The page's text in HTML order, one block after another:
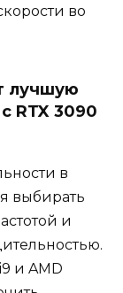
во
лучшую
RTX 3090
в
выбирать
и
и AMD